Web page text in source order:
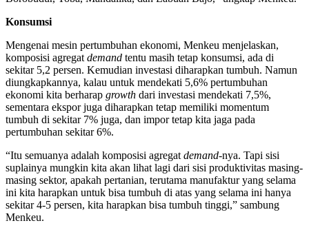
Konsumsi
Mengenai mesin pertumbuhan ekonomi, Menkeu menjelaskan,
komposisi agregat demand tentu masih tetap konsumsi, ada di
sekitar 5,2 persen. Kemudian investasi diharapkan tumbuh. Namun
diungkapkannya, kalau untuk mendekati 5,6% pertumbuhan
ekonomi kita berharap growth dari investasi mendekati 7,5%,
sementara ekspor juga diharapkan tetap memiliki momentum
tumbuh di sekitar 7% juga, dan impor tetap kita jaga pada
pertumbuhan sekitar 6%.
“Itu semuanya adalah komposisi agregat demand-nya. Tapi sisi
suplainya mungkin kita akan lihat lagi dari sisi produktivitas masing-
masing sektor, apakah pertanian, terutama manufaktur yang selama
ini kita harapkan untuk bisa tumbuh di atas yang selama ini hanya
sekitar 4-5 persen, kita harapkan bisa tumbuh tinggi,” sambung
Menkeu.